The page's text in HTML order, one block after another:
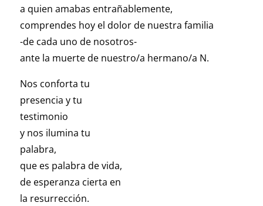
a quien amabas entrañablemente,
comprendes hoy el dolor de nuestra familia
-de cada uno de nosotros-
ante la muerte de nuestro/a hermano/a N.
Nos conforta tu
presencia y tu
testimonio
y nos ilumina tu
palabra,
que es palabra de vida,
de esperanza cierta en
la resurrección.